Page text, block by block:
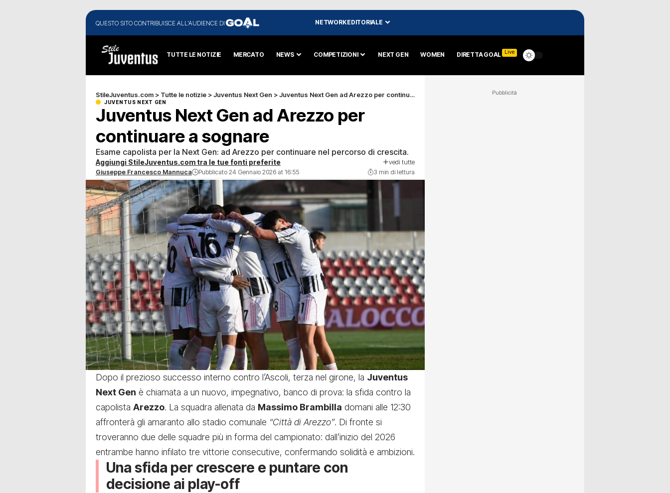
QUESTO SITO CONTRIBUISCE ALL'AUDIENCE DI NETWORK EDITORIALE
TUTTE LE NOTIZIE MERCATO NEWS COMPETIZIONI NEXT GEN WOMEN DIRETTA GOAL Live
StileJuventus.com > Tutte le notizie >Juventus Next Gen >Juventus Next Gen ad Arezzo per continuare a sognare
JUVENTUS NEXT GEN
Juventus Next Gen ad Arezzo per
continuare a sognare
Esame capolista per la Next Gen: ad Arezzo per continuare nel percorso di crescita.
Aggiungi StileJuventus.com tra le tue fonti preferite vedi tutte
Giuseppe Francesco Mannuca Pubblicato 24 Gennaio 2026 at 16:55 3 min di lettura
Dopo il prezioso successo interno contro l’Ascoli, terza nel girone, la Juventus
Next Gen è chiamata a un nuovo, impegnativo, banco di prova: la sfida contro la
capolista Arezzo. La squadra allenata da Massimo Brambilla domani alle 12:30
affronterà gli amaranto allo stadio comunale “Città di Arezzo”. Di fronte si
troveranno due delle squadre più in forma del campionato: dall’inizio del 2026
entrambe hanno infilato tre vittorie consecutive, confermando solidità e ambizioni.
Una sfida per crescere e puntare con
decisione ai play-off
Pubblicità